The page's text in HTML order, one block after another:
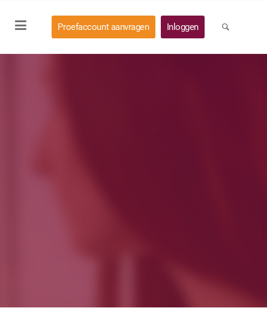
Proefaccount aanvragen Inloggen